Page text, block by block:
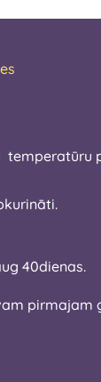
aug 40dienas.
pieticīgiem apstākļiem ,tai